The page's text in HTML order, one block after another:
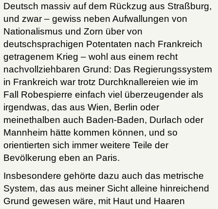
Deutsch massiv auf dem Rückzug aus Straßburg,
und zwar – gewiss neben Aufwallungen von
Nationalismus und Zorn über von
deutschsprachigen Potentaten nach Frankreich
getragenem Krieg – wohl aus einem recht
nachvollziehbaren Grund: Das Regierungssystem
in Frankreich war trotz Durchknallereien wie im
Fall Robespierre einfach viel überzeugender als
irgendwas, das aus Wien, Berlin oder
meinethalben auch Baden-Baden, Durlach oder
Mannheim hätte kommen können, und so
orientierten sich immer weitere Teile der
Bevölkerung eben an Paris.
Insbesondere gehörte dazu auch das metrische
System, das aus meiner Sicht alleine hinreichend
Grund gewesen wäre, mit Haut und Haaren